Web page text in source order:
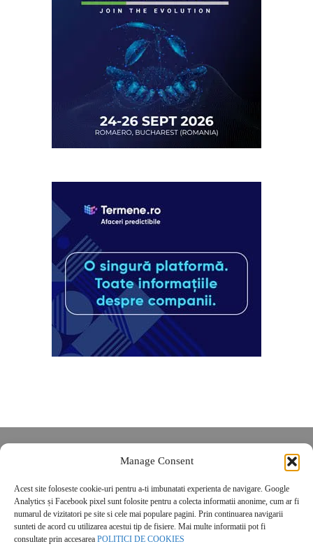
Manage Consent
Acest site foloseste cookie-uri pentru a-ti imbunatati experienta de navigare. Google
Analytics și Facebook pixel sunt folosite pentru a colecta informatii anonime, cum ar fi
numarul de vizitatori pe site si cele mai populare pagini. Prin continuarea navigarii
sunteti de acord cu utilizarea acestui tip de fisiere. Mai multe informatii pot fi
consultate prin accesarea POLITICI DE COOKIES
POLITICĂ DE CONFIDENȚIALITATE
Politica de cookies